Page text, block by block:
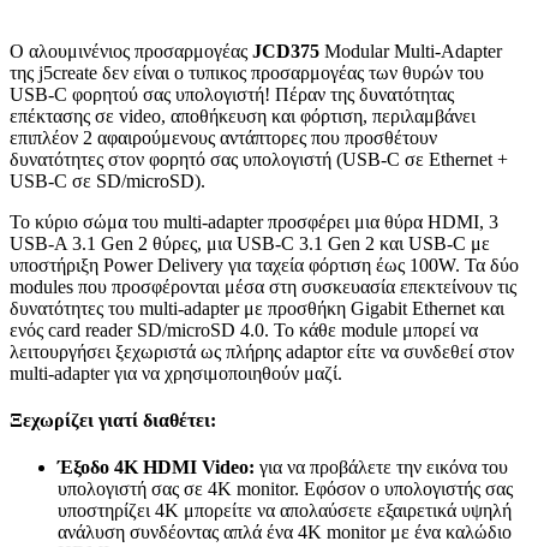
Ο αλουμινένιος προσαρμογέας JCD375 Modular Multi-Adapter
της j5create δεν είναι ο τυπικος προσαρμογέας των θυρών του
USB-C φορητού σας υπολογιστή! Πέραν της δυνατότητας
επέκτασης σε video, αποθήκευση και φόρτιση, περιλαμβάνει
επιπλέον 2 αφαιρούμενους αντάπτορες που προσθέτουν
δυνατότητες στον φορητό σας υπολογιστή (USB-C σε Ethernet +
USB-C σε SD/microSD).
Το κύριο σώμα του multi-adapter προσφέρει μια θύρα HDMI, 3
USB-A 3.1 Gen 2 θύρες, μια USB-C 3.1 Gen 2 και USB-C με
υποστήριξη Power Delivery για ταχεία φόρτιση έως 100W. Τα δύο
modules που προσφέρονται μέσα στη συσκευασία επεκτείνουν τις
δυνατότητες του multi-adapter με προσθήκη Gigabit Ethernet και
ενός card reader SD/microSD 4.0. Το κάθε module μπορεί να
λειτουργήσει ξεχωριστά ως πλήρης adaptor είτε να συνδεθεί στον
multi-adapter για να χρησιμοποιηθούν μαζί.
Ξεχωρίζει γιατί διαθέτει:
Έξοδο 4K HDMI Video: για να προβάλετε την εικόνα του
υπολογιστή σας σε 4K monitor. Εφόσον ο υπολογιστής σας
υποστηρίζει 4Κ μπορείτε να απολαύσετε εξαιρετικά υψηλή
ανάλυση συνδέοντας απλά ένα 4Κ monitor με ένα καλώδιο